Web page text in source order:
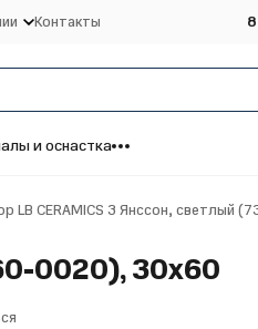
Контакты
и оснастка
LB CERAMICS 3 Янссон, светлый
0020), 30х60